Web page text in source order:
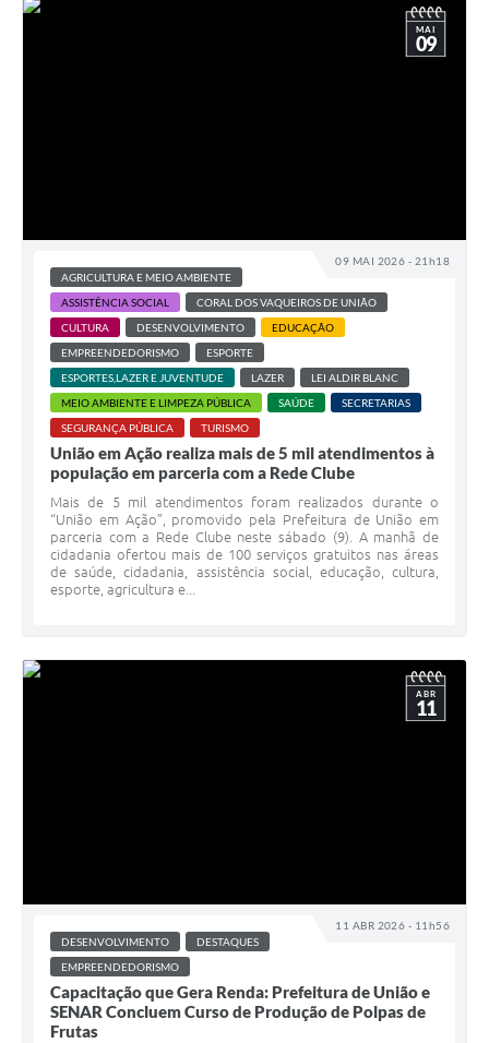
09 MAI 2026 - 21h18
MAI
09
AGRICULTURA E MEIO AMBIENTE
ASSISTÊNCIA SOCIAL
CORAL DOS VAQUEIROS DE UNIÃO
CULTURA
DESENVOLVIMENTO
EDUCAÇÃO
EMPREENDEDORISMO
ESPORTE
ESPORTES,LAZER E JUVENTUDE
LAZER
LEI ALDIR BLANC
MEIO AMBIENTE E LIMPEZA PÚBLICA
SAÚDE
SECRETARIAS
SEGURANÇA PÚBLICA
TURISMO
União em Ação realiza mais de 5 mil atendimentos à
população em parceria com a Rede Clube
Mais de 5 mil atendimentos foram realizados durante o
“União em Ação”, promovido pela Prefeitura de União em
parceria com a Rede Clube neste sábado (9). A manhã de
cidadania ofertou mais de 100 serviços gratuitos nas áreas
de saúde, cidadania, assistência social, educação, cultura,
esporte, agricultura e...
11 ABR 2026 - 11h56
ABR
11
DESENVOLVIMENTO
DESTAQUES
EMPREENDEDORISMO
Capacitação que Gera Renda: Prefeitura de União e
SENAR Concluem Curso de Produção de Polpas de
Frutas